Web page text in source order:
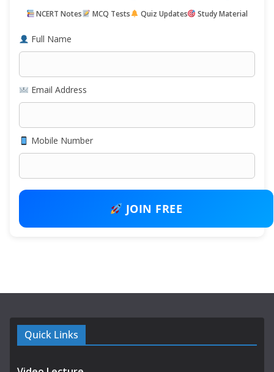
NCERT Notes MCQ Tests Quiz Updates Study Material
Full Name
Email Address
Mobile Number
JOIN FREE
Quick Links